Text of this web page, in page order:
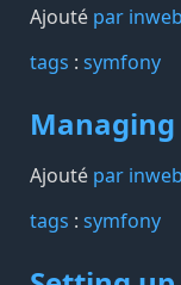
Ajouté par
tags️ : symfony
Ajouté par
tags️ : symfony